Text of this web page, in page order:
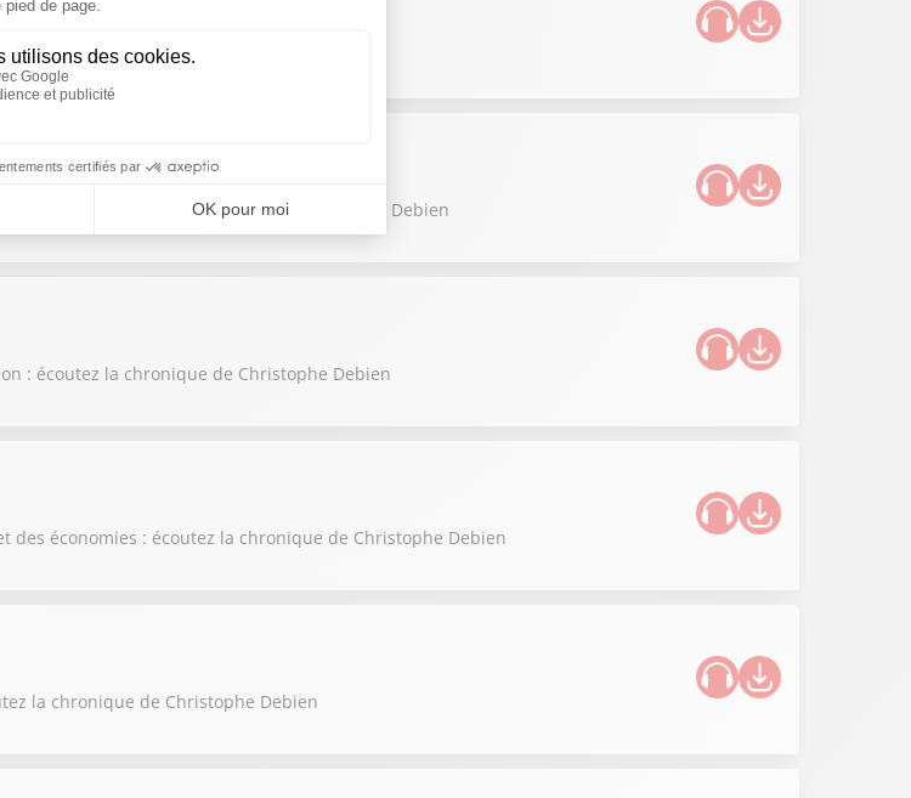
la chronique de Christophe Debien
: écoutez la chronique de Christophe Debien
: écoutez la chronique de Christophe Debien
économies : écoutez la chronique de Christophe Debien
la chronique de Christophe Debien